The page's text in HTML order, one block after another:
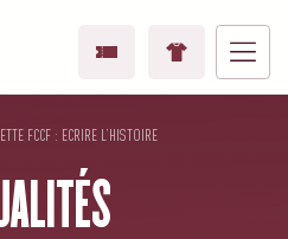
FCCF : ECRIRE L’HISTOIRE